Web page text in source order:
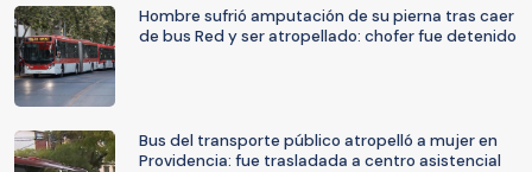
Hombre sufrió amputación de su pierna tras caer
de bus Red y ser atropellado: chofer fue detenido
Bus del transporte público atropelló a mujer en
Providencia: fue trasladada a centro asistencial